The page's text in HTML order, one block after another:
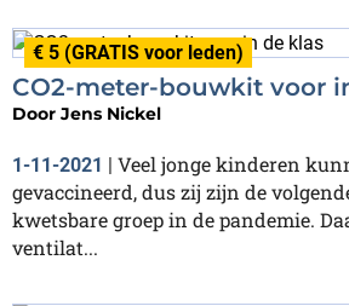
€ 5 (GRATIS voor leden)
CO2-meter-bouwkit voor
Door Jens Nickel
1-11-2021 | Veel jonge kinderen
gevaccineerd, dus zij zijn de
kwetsbare groep in de pandemie.
ventilat...